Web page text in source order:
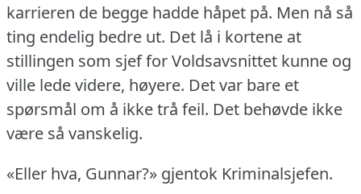
karrieren de begge hadde håpet på. Men nå så
ting endelig bedre ut. Det lå i kortene at
stillingen som sjef for Voldsavsnittet kunne og
ville lede videre, høyere. Det var bare et
spørsmål om å ikke trå feil. Det behøvde ikke
være så vanskelig.
«Eller hva, Gunnar?» gjentok Kriminalsjefen.